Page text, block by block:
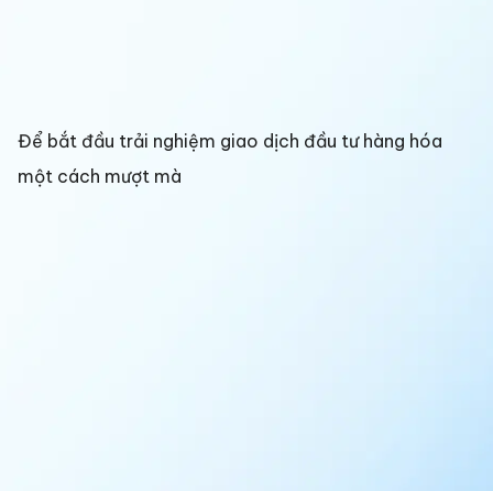
Để bắt đầu trải nghiệm giao dịch đầu tư hàng hóa
một cách mượt mà